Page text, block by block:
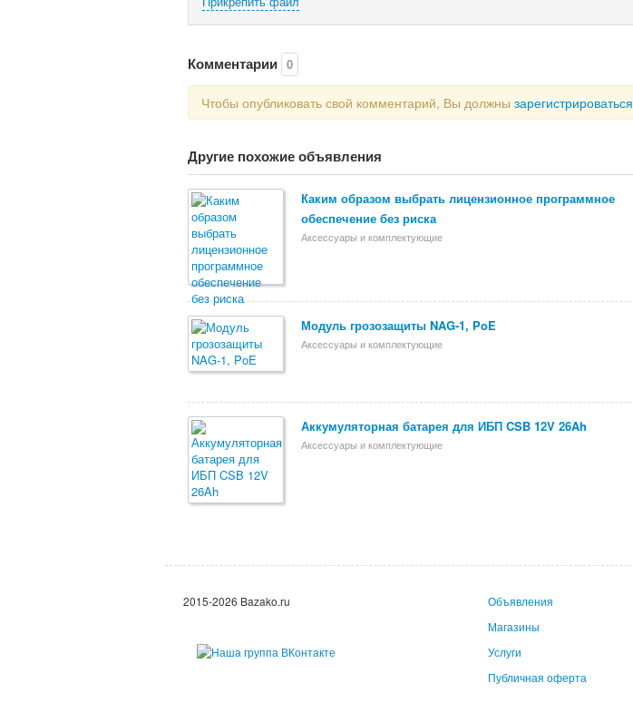
Комментарии 0
Чтобы опубликовать свой комментарий, Вы должны зарегистрироваться
Другие похожие объявления
Каким образом выбрать лицензионное программное
обеспечение без риска
Аксессуары и комплектующие
Модуль грозозащиты NAG-1, PoE
Аксессуары и комплектующие
Аккумуляторная батарея для ИБП CSB 12V 26Ah
Аксессуары и комплектующие
2015-2026 Bazako.ru
Объявления
Магазины
Услуги
Публичная оферта